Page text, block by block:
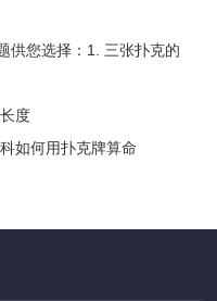
供您选择：1. 三张扑克的
张牌：从新手到高手的制
玩法与心法全解析
度
如何用扑克牌算命